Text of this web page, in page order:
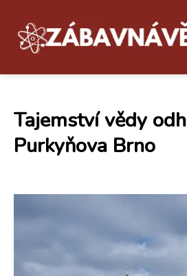
Tajemství vědy
Purkyňova Brno